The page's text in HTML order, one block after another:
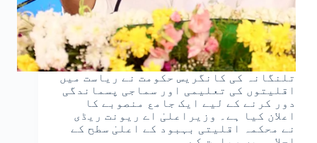
تلنگانہ کی کانگریس حکومت نے ریاست میں
اقلیتوں کی تعلیمی اور سماجی پسماندگی
دور کرنے کے لیے ایک جامع منصوبے کا
اعلان کیا ہے۔ وزیراعلیٰ اے ریونت ریڈی
نے محکمہ اقلیتی بہبود کے اعلیٰ سطح کے